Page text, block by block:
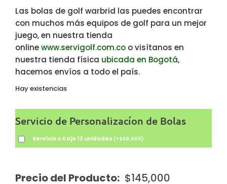
Las bolas de golf warbrid las puedes encontrar
con muchos más equipos de golf para un mejor
juego, en nuestra tienda
onlinewww.servigolf.com.co o visítanos en
nuestra tienda física ubicada en Bogotá,
hacemos envíos a todo el país.
Hay existencias
Servicio de Personalizacíon de Bolas
Servicio x Caja 12 unidades (+$50,000)
Precio del Producto: $145,000